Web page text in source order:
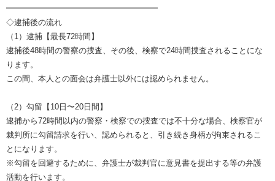
━━━━━━━━━━━━━━━━━━━
◇逮捕後の流れ
（1）逮捕【最長72時間】
逮捕後48時間の警察の捜査、その後、検察で24時間捜査されることにな
ります。
この間、本人との面会は弁護士以外には認められません。
（2）勾留【10日〜20日間】
逮捕から72時間以内の警察・検察での捜査では不十分な場合、検察官が
裁判所に勾留請求を行い、認められると、引き続き身柄が拘束されるこ
とになります。
※勾留を回避するために、弁護士が裁判官に意見書を提出する等の弁護
活動を行います。